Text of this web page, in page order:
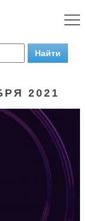
2021